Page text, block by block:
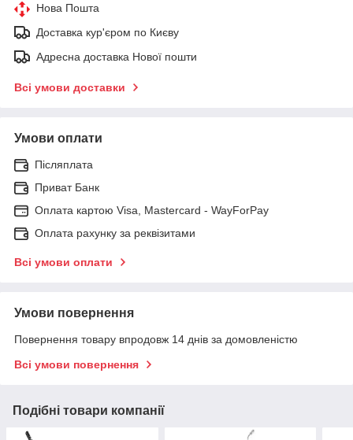
Нова Пошта
Доставка кур'єром по Києву
Адресна доставка Нової пошти
Всі умови доставки
Умови оплати
Післяплата
Приват Банк
Оплата картою Visa, Mastercard - WayForPay
Оплата рахунку за реквізитами
Всі умови оплати
Умови повернення
Повернення товару впродовж 14 днів за домовленістю
Всі умови повернення
Подібні товари компанії